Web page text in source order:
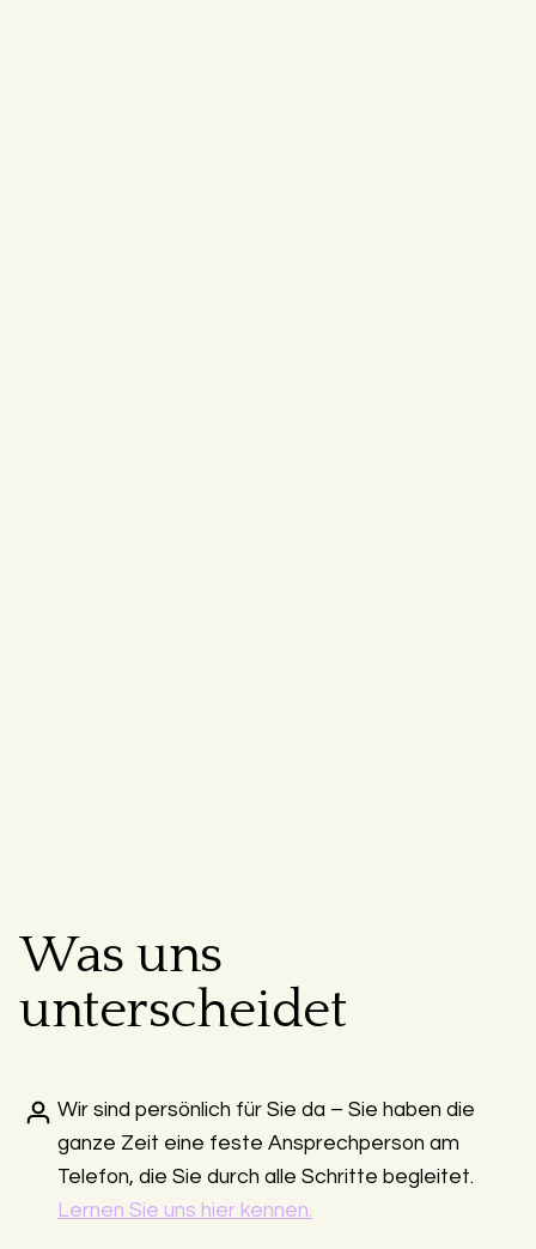
Was uns
unterscheidet
Wir sind persönlich für Sie da – Sie haben die
ganze Zeit eine feste Ansprechperson am
Telefon, die Sie durch alle Schritte begleitet.
Lernen Sie uns hier kennen.